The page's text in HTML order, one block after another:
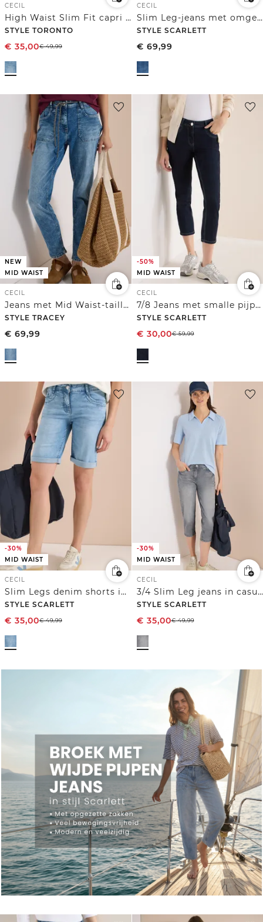
CECIL
High Waist Slim Fit capri jeans
STYLE TORONTO
€ 35,00€49,99
CECIL
Slim Leg-jeans met omgeslagen pijpen en luipaardprintband
STYLE SCARLETT
€ 69,99
NEW
MID WAIST
CECIL
Jeans met Mid Waist-taille en Slim Leg-pijpen in casual pasvorm
STYLE TRACEY
€ 69,99
-50%
MID WAIST
CECIL
7/8 Jeans met smalle pijpen
STYLE SCARLETT
€ 30,00€59,99
-30%
MID WAIST
CECIL
Slim Legs denim shorts in een casual fit
STYLE SCARLETT
€ 35,00€49,99
-30%
MID WAIST
CECIL
3/4 Slim Leg jeans in casual fit
STYLE SCARLETT
€ 35,00€49,99